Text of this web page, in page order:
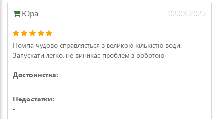
Юра 02.03.2025
Помпа чудово справляється з великою кількістю води.
Запускати легко, не виникає проблем з роботою
Достоинства:
-
Недостатки:
-